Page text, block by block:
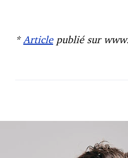
*Articlepublié sur